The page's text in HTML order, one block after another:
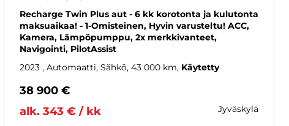
Recharge Twin Plus aut - 6 kk korotonta ja kulutonta
maksuaikaa! - 1-Omisteinen, Hyvin varusteltu! ACC,
Kamera, Lämpöpumppu, 2x merkkivanteet,
Navigointi, PilotAssist
2023 , Automaatti, Sähkö, 43 000 km Käytetty
38 900 €
alk. 343 € / kk
jyväskylä